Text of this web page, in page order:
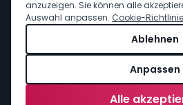
anzuzeigen. Sie können alle
Auswahl anpassen. Cookie-Richtlinie
Ablehnen
Anpassen
Alle